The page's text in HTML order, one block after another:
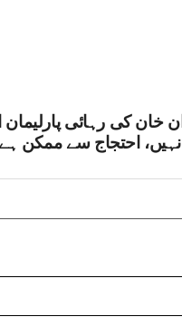
خان کی رہائی پارلیمان
احتجاج سے ممکن